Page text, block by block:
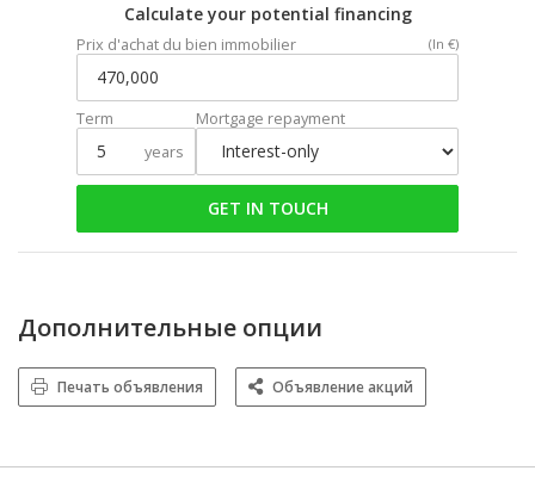
Calculate your potential financing
Prix d'achat du bien immobilier (In €)
Term
years
Mortgage repayment
GET IN TOUCH
Дополнительные опции
Печать объявления Объявление акций